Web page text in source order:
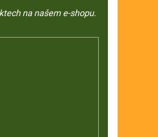
na našem e-shopu.